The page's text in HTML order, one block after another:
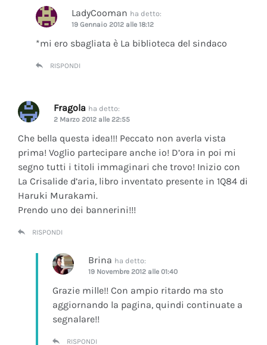
LadyCooman ha detto:
19 Gennaio 2012 alle 18:12
*mi ero sbagliata è La biblioteca del sindaco
RISPONDI
Fragola ha detto:
2 Marzo 2012 alle 22:55
Che bella questa idea!!! Peccato non averla vista
prima! Voglio partecipare anche io! D’ora in poi mi
segno tutti i titoli immaginari che trovo! Inizio con
La Crisalide d’aria, libro inventato presente in 1Q84 di
Haruki Murakami.
Prendo uno dei bannerini!!!
RISPONDI
Brina ha detto:
19 Novembre 2012 alle 01:40
Grazie mille!! Con ampio ritardo ma sto
aggiornando la pagina, quindi continuate a
segnalare!!
RISPONDI